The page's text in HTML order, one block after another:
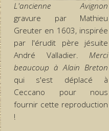
L'ancienne Avignon
gravure par Mathieu
Greuter en 1603, inspirée
par l'érudit père jésuite
André Valladier.Merci
beaucoup à Alain Breton
qui s'est déplacé à
Ceccano pour nous
fournir cette reproduction
!